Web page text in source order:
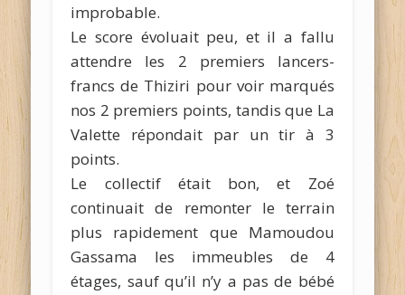
improbable.
Le score évoluait peu, et il a fallu
attendre les 2 premiers lancers-
francs de Thiziri pour voir marqués
nos 2 premiers points, tandis que La
Valette répondait par un tir à 3
points.
Le collectif était bon, et Zoé
continuait de remonter le terrain
plus rapidement que Mamoudou
Gassama les immeubles de 4
étages, sauf qu’il n’y a pas de bébé